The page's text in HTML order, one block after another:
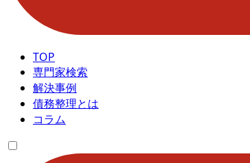
TOP
専門家検索
解決事例
債務整理とは
コラム